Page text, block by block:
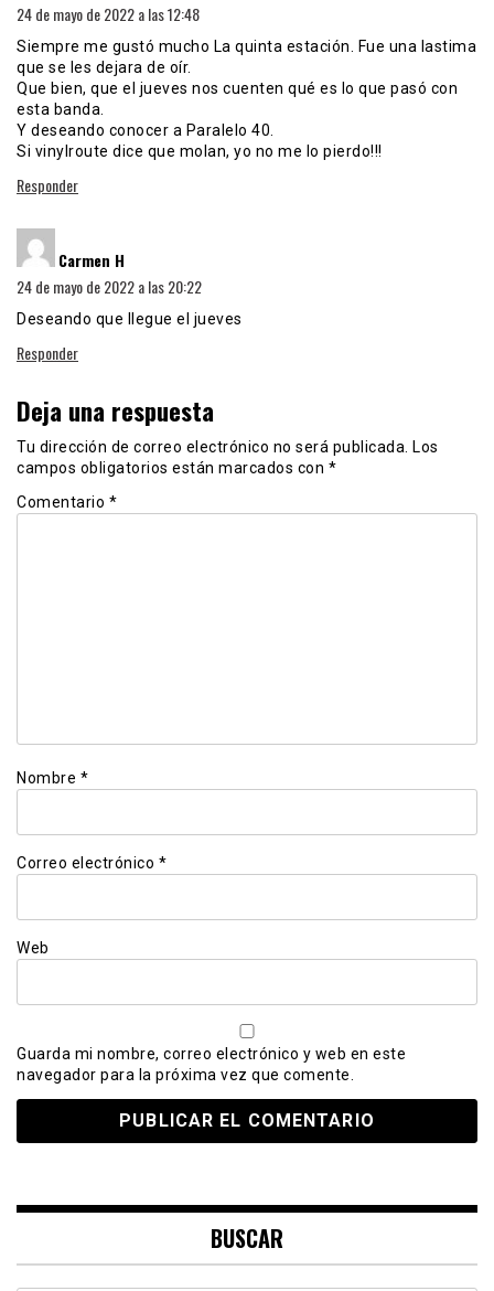
24 de mayo de 2022 a las 12:48
Siempre me gustó mucho La quinta estación. Fue una lastima
que se les dejara de oír.
Que bien, que el jueves nos cuenten qué es lo que pasó con
esta banda.
Y deseando conocer a Paralelo 40.
Si vinylroute dice que molan, yo no me lo pierdo!!!
Responder
Carmen H
24 de mayo de 2022 a las 20:22
Deseando que llegue el jueves
Responder
Deja una respuesta
Tu dirección de correo electrónico no será publicada. Los
campos obligatorios están marcados con *
Comentario *
Nombre *
Correo electrónico *
Web
Guarda mi nombre, correo electrónico y web en este
navegador para la próxima vez que comente.
BUSCAR